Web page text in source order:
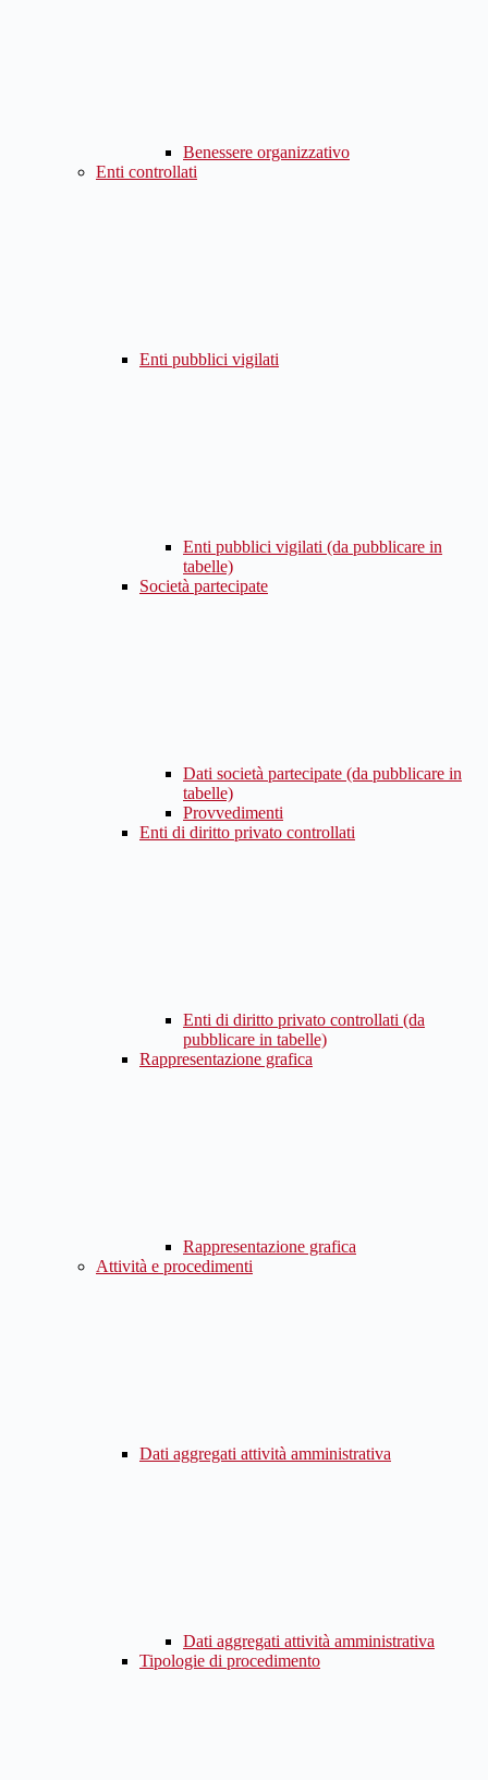
Benessere organizzativo
Enti controllati
Enti pubblici vigilati
Enti pubblici vigilati (da pubblicare in
tabelle)
Società partecipate
Dati società partecipate (da pubblicare in
tabelle)
Provvedimenti
Enti di diritto privato controllati
Enti di diritto privato controllati (da
pubblicare in tabelle)
Rappresentazione grafica
Rappresentazione grafica
Attività e procedimenti
Dati aggregati attività amministrativa
Dati aggregati attività amministrativa
Tipologie di procedimento